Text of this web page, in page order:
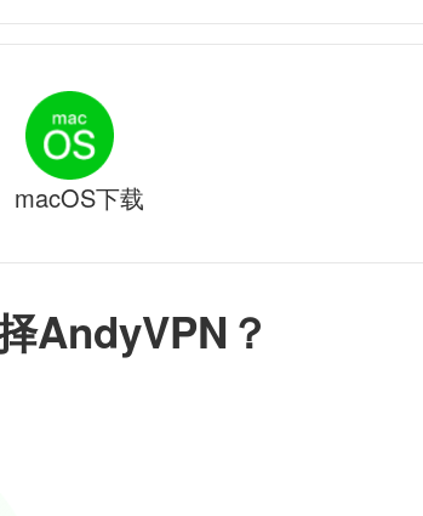
AndyVPN？
macOS下载